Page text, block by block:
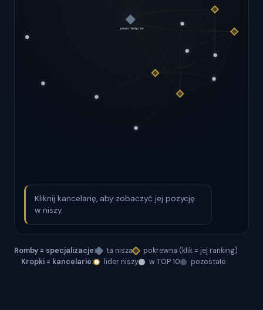
Kliknij kancelarię, aby zobaczyć jej pozycję
w niszy.
Romby = specjalizacje: ta nisza
pokrewna (klik = jej ranking)
Kropki = kancelarie:
lider niszy w TOP 10 pozostałe